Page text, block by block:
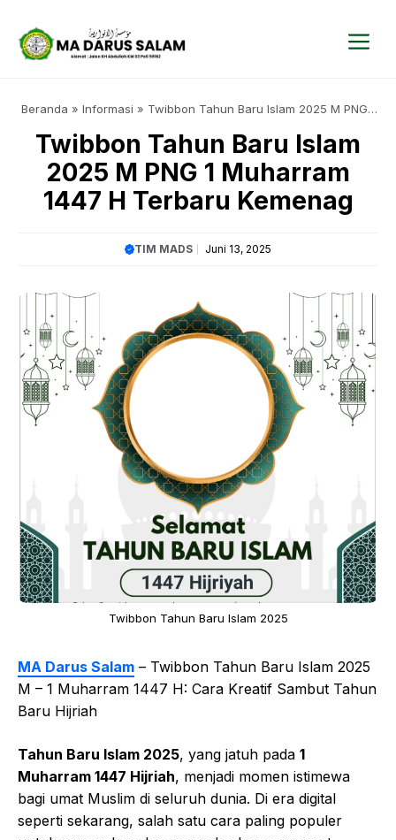
Beranda » Informasi » Twibbon Tahun Baru Islam 2025 M PNG 1
Twibbon Tahun Baru Islam
2025 M PNG 1 Muharram
1447 H Terbaru Kemenag
TIM MADS Juni 13, 2025
Twibbon Tahun Baru Islam 2025
MA Darus Salam – Twibbon Tahun Baru Islam 2025
M – 1 Muharram 1447 H: Cara Kreatif Sambut Tahun
Baru Hijriah
Tahun Baru Islam 2025, yang jatuh pada 1
Muharram 1447 Hijriah, menjadi momen istimewa
bagi umat Muslim di seluruh dunia. Di era digital
seperti sekarang, salah satu cara paling populer